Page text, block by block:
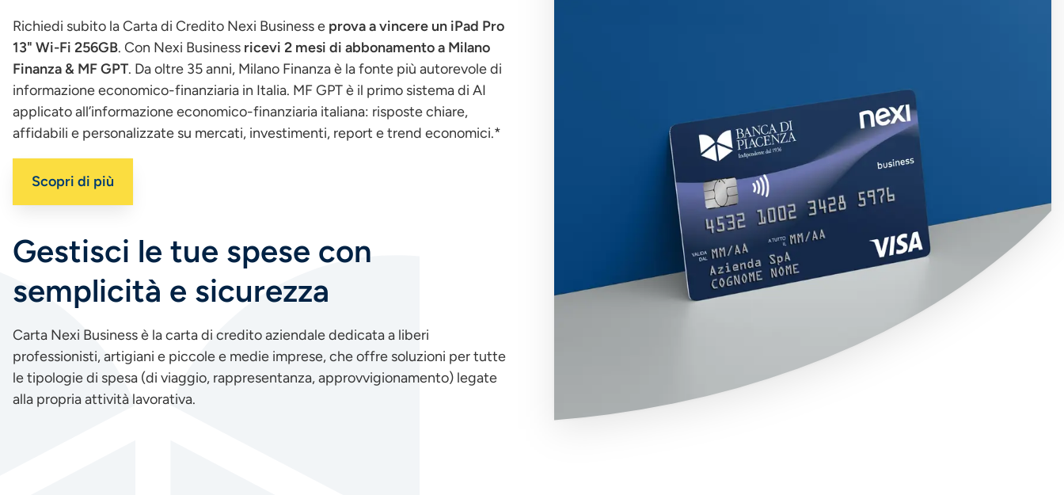
Richiedi subito la Carta di Credito Nexi Business e prova a vincere un iPad Pro
13" Wi-Fi 256GB. Con Nexi Business ricevi 2 mesi di abbonamento a Milano
Finanza & MF GPT. Da oltre 35 anni, Milano Finanza è la fonte più autorevole di
informazione economico-finanziaria in Italia. MF GPT è il primo sistema di AI
applicato all’informazione economico-finanziaria italiana: risposte chiare,
affidabili e personalizzate su mercati, investimenti, report e trend economici.*
Scopri di più
Gestisci le tue spese con
semplicità e sicurezza
Carta Nexi Business è la carta di credito aziendale dedicata a liberi
professionisti, artigiani e piccole e medie imprese, che offre soluzioni per tutte
le tipologie di spesa (di viaggio, rappresentanza, approvvigionamento) legate
alla propria attività lavorativa.